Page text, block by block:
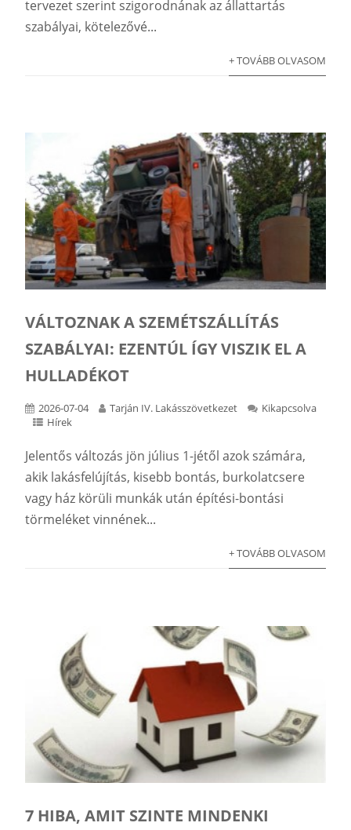
tervezet szerint szigorodnának az állattartás
szabályai, kötelezővé...
+ TOVÁBB OLVASOM
VÁLTOZNAK A SZEMÉTSZÁLLÍTÁS
SZABÁLYAI: EZENTÚL ÍGY VISZIK EL A
HULLADÉKOT
2026-07-04 Tarján IV. Lakásszövetkezet
Kikapcsolva
Hírek
Jelentős változás jön július 1-jétől azok számára,
akik lakásfelújítás, kisebb bontás, burkolatcsere
vagy ház körüli munkák után építési-bontási
törmeléket vinnének...
+ TOVÁBB OLVASOM
7 HIBA, AMIT SZINTE MINDENKI